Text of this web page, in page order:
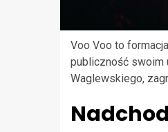
Voo Voo to
publiczność swoim
Waglewskiego,